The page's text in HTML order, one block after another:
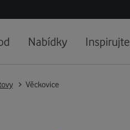
Nabídky
Věckovice